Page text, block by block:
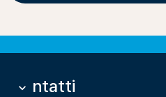
Contatti
keyboard_arrow_down